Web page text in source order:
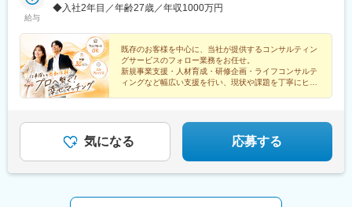
給与
◆入社2年目／年齢27歳／年収1000万円
既存のお客様を中心に、当社が提供するコンサルティン
グサービスのフォロー業務をお任せ。
新規事業支援・人材育成・研修企画・ライフコンサルテ
ィングなど幅広い支援を行い、現状や課題を丁寧にヒア
気になる 応募する